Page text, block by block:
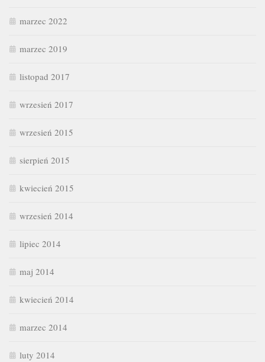
marzec 2022
marzec 2019
listopad 2017
wrzesień 2017
wrzesień 2015
sierpień 2015
kwiecień 2015
wrzesień 2014
lipiec 2014
maj 2014
kwiecień 2014
marzec 2014
luty 2014